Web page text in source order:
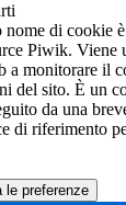
nome di cookie
Piwik. Viene
a monitorare il
del sito. È un
da una
di riferimento
le preferenze